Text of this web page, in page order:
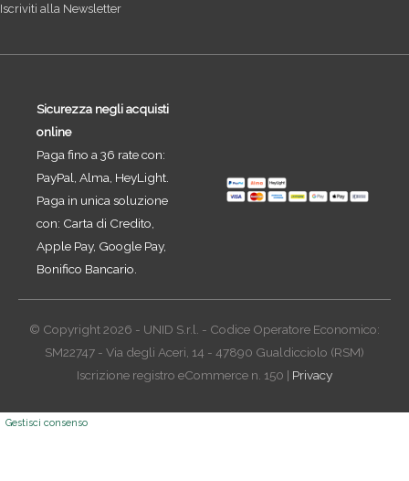
Iscriviti alla Newsletter
Sicurezza negli acquisti
online
Paga fino a 36 rate con:
PayPal, Alma, HeyLight.
Paga in unica soluzione
con: Carta di Credito,
Apple Pay, Google Pay,
Bonifico Bancario.
© Copyright 2026 - UNID S.r.l. - Codice Operatore Economico:
SM22747 - Via degli Aceri, 14 - 47890 Gualdicciolo (RSM)
Iscrizione registro eCommerce n. 150 | Privacy
Gestisci consenso